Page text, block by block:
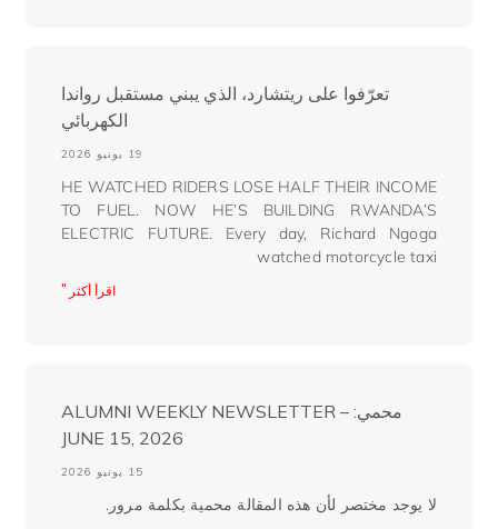
تعرّفوا على ريتشارد، الذي يبني مستقبل رواندا
الكهربائي
19 يونيو 2026
HE WATCHED RIDERS LOSE HALF THEIR INCOME
TO FUEL. NOW HE’S BUILDING RWANDA’S
ELECTRIC FUTURE. Every day, Richard Ngoga
watched motorcycle taxi
اقرأ أكثر "
محمي: ALUMNI WEEKLY NEWSLETTER –
JUNE 15, 2026
15 يونيو 2026
لا يوجد مختصر لأن هذه المقالة محمية بكلمة مرور.